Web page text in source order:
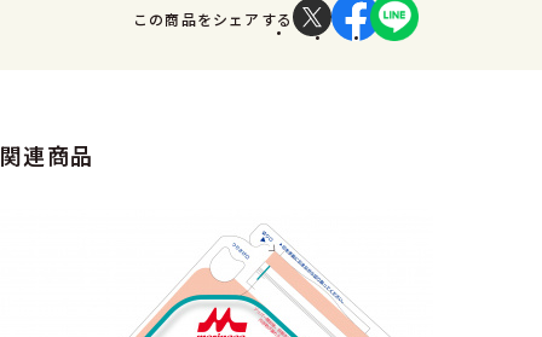
この商品をシェアする
関連商品